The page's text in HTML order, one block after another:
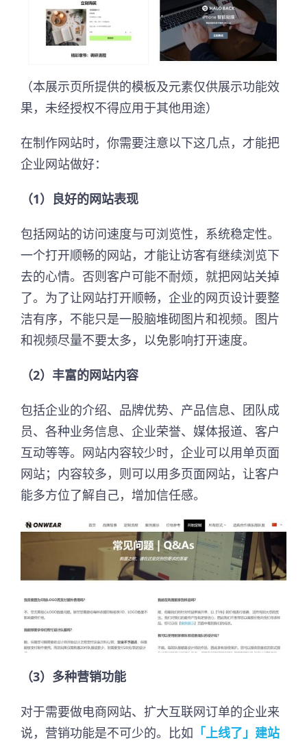
（本展示页所提供的模板及元素仅供展示功能效
果，未经授权不得应用于其他用途）
在制作网站时，你需要注意以下这几点，才能把
企业网站做好：
（1）良好的网站表现
包括网站的访问速度与可浏览性，系统稳定性。
一个打开顺畅的网站，才能让访客有继续浏览下
去的心情。否则客户可能不耐烦，就把网站关掉
了。为了让网站打开顺畅，企业的网页设计要整
洁有序，不能只是一股脑堆砌图片和视频。图片
和视频尽量不要太多，以免影响打开速度。
（2）丰富的网站内容
包括企业的介绍、品牌优势、产品信息、团队成
员、各种业务信息、企业荣誉、媒体报道、客户
互动等等。网站内容较少时，企业可以用单页面
网站；内容较多，则可以用多页面网站，让客户
能多方位了解自己，增加信任感。
（3）多种营销功能
对于需要做电商网站、扩大互联网订单的企业来
说，营销功能是不可少的。比如 「上线了」建站